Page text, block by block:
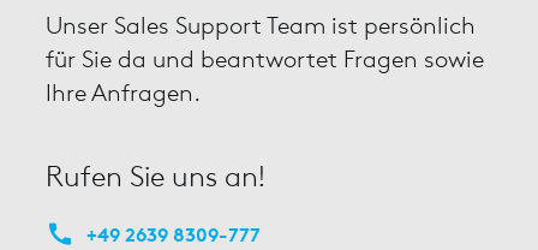
Unser Sales Support Team ist persönlich
für Sie da und beantwortet Fragen sowie
Ihre Anfragen.
Rufen Sie uns an!
+49 2639 8309-777